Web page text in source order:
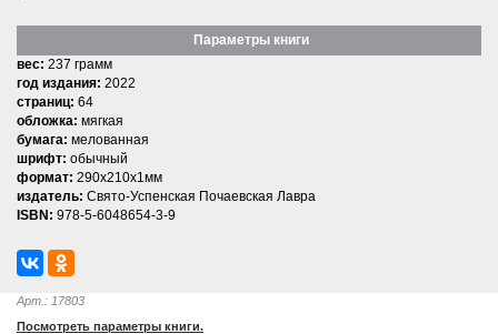
Параметры книги
вес: 237 грамм
год издания: 2022
страниц: 64
обложка: мягкая
бумага: мелованная
шрифт: обычный
формат: 290x210x1мм
издатель: Свято-Успенская Почаевская Лавра
ISBN: 978-5-6048654-3-9
Арт.: 17803
Посмотреть параметры книги.